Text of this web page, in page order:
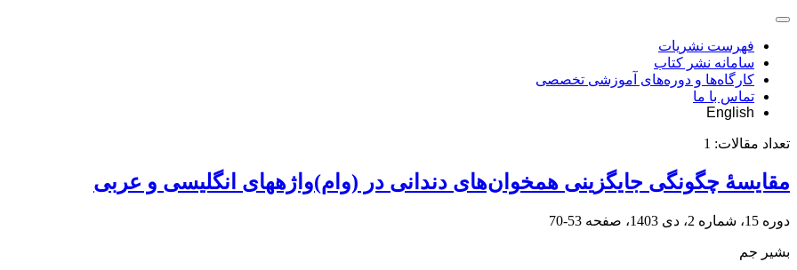
فهرست نشریات
سامانه نشر کتاب
کارگاه‌ها و دوره‌های آموزشی تخصصی
تماس با ما
English
تعداد مقالات: 1
مقایسۀ چگونگی جایگزینی همخوان‌های دندانی‌ در (وام)­واژه­های انگلیسی و عربی
دوره 15، شماره 2، دی 1403، صفحه 53-70
بشیر جم